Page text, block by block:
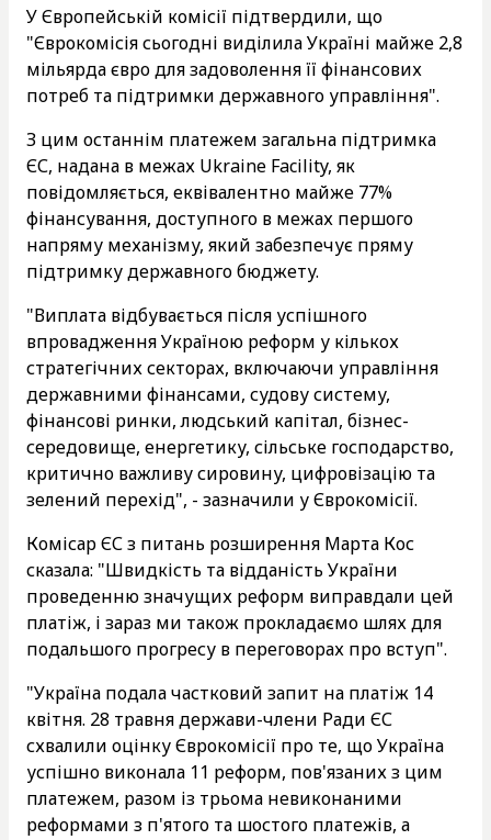
У Європейській комісії підтвердили, що
"Єврокомісія сьогодні виділила Україні майже 2,8
мільярда євро для задоволення її фінансових
потреб та підтримки державного управління".
З цим останнім платежем загальна підтримка
ЄС, надана в межах Ukraine Facility, як
повідомляється, еквівалентно майже 77%
фінансування, доступного в межах першого
напряму механізму, який забезпечує пряму
підтримку державного бюджету.
"Виплата відбувається після успішного
впровадження Україною реформ у кількох
стратегічних секторах, включаючи управління
державними фінансами, судову систему,
фінансові ринки, людський капітал, бізнес-
середовище, енергетику, сільське господарство,
критично важливу сировину, цифровізацію та
зелений перехід", - зазначили у Єврокомісії.
Комісар ЄС з питань розширення Марта Кос
сказала: "Швидкість та відданість України
проведенню значущих реформ виправдали цей
платіж, і зараз ми також прокладаємо шлях для
подальшого прогресу в переговорах про вступ".
"Україна подала частковий запит на платіж 14
квітня. 28 травня держави-члени Ради ЄС
схвалили оцінку Єврокомісії про те, що Україна
успішно виконала 11 реформ, пов'язаних з цим
платежем, разом із трьома невиконаними
реформами з п'ятого та шостого платежів, а